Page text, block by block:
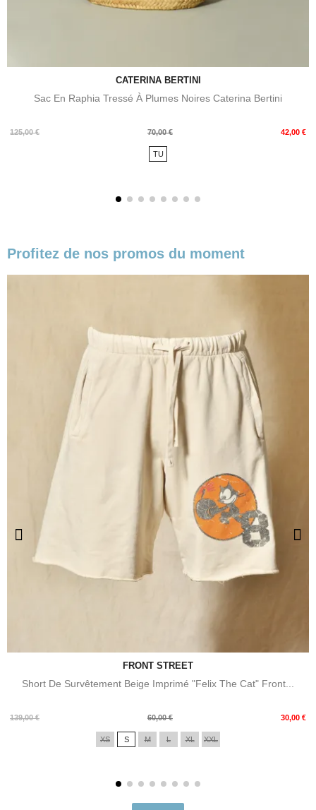
CATERINA BERTINI
Sac En Raphia Tressé À Plumes Noires Caterina Bertini
125,00 €
Prix
70,00 € 42,00 €
Prix
TU
Profitez de nos promos du moment
FRONT STREET
Short De Survêtement Beige Imprimé "Felix The Cat" Front...
139,00 €
Prix
60,00 € 30,00 €
Prix
XS S M L XL XXL